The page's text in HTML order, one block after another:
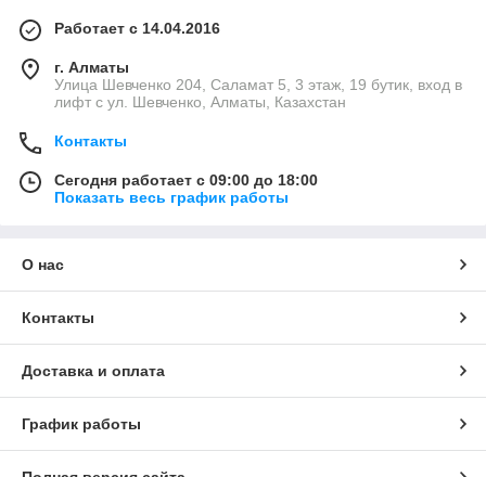
Работает с 14.04.2016
г. Алматы
​Улица Шевченко 204, Саламат 5, ​3 этаж, 19 бутик, вход в
лифт с ул. Шевченко, Алматы, Казахстан
Контакты
Сегодня работает с 09:00 до 18:00
Показать весь график работы
О нас
Контакты
Доставка и оплата
График работы